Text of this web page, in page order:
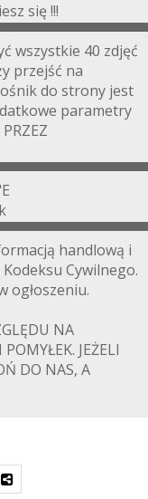
się !!!
wszystkie 40 zdjęć
przejść na
do strony jest
parametry
handlową i
Cywilnego.
ogłoszeniu.
NA
JEŻELI
DO NAS, A